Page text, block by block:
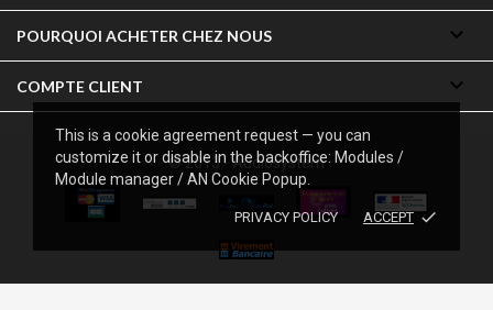
This is a cookie agreement request — you can
customize it or disable in the backoffice: Modules /
Module manager / AN Cookie Popup.
PRIVACY POLICY ACCEPT done
POURQUOI ACHETER CHEZ NOUS 
COMPTE CLIENT 
© 2013 - Audiosystem